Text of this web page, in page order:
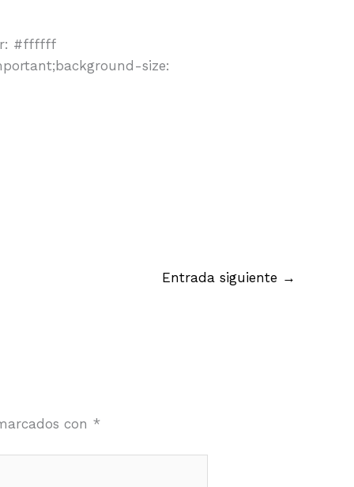
#ffffff
size:
Entrada siguiente →
con *